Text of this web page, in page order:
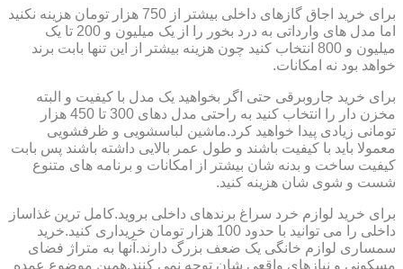
برای خرید اجاق گازهای داخلی بیشتر از 750 هزار تومان هزینه نکنید
اما مدل های وارداتی به درد بخور را از یک میلیون و 200 تا یک
میلیون و 800 انتخاب کنید چون هزینه بیشتر از این تنها بابت برند
خواهد بود نه امکانات.
برای خرید جاروبرقی حتی اگر بخواهید یک مدل با کیفیت و البته
مخزن دار را انتخاب کنید به راحتی مدل دهای 300 تا 450 هزار
تومانی زیادی پیدا خواهید کرد.ماشین لباسشویی و ظرفشویی
معمولا باید با کیفیت باشند و طول عمر بالایی داشته باشند پس بابت
کیفیت ساخت و بدنه شان بیشتر از امکانات و برنامه های متنوع
شست و شوی شان هزینه کنید.
برای خرید لوازم خرد سراغ برندهای داخلی بروید.کامل ترین غذاساز
داخلی را می توانید با حدود 100 هزار تومان خریداری کنید.خرید
سمساری لوازم خانگی یک ضعف بزرگ دارند.آنها به متراژ فضای
مسکونی و نیازهای واقعی شان توجه نمی کنند.همین موضوع عمده